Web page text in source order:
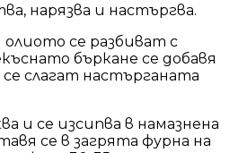
нарязва и настъргва.
се разбиват с
бъркане се добавя
слагат настърганата
и се изсипва в намазнена
се в загрята фурна на